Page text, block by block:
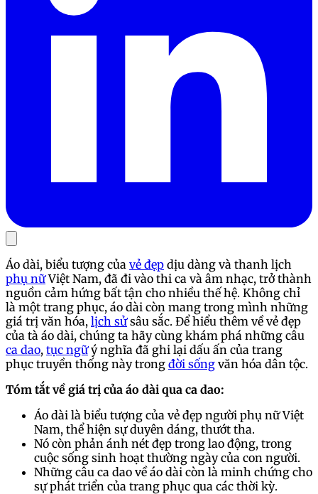
Áo dài, biểu tượng của vẻ đẹp dịu dàng và thanh lịch
phụ nữViệt Nam, đã đi vào thi ca và âm nhạc, trở thành
nguồn cảm hứng bất tận cho nhiều thế hệ. Không chỉ
là một trang phục, áo dài còn mang trong mình những
giá trị văn hóa, lịch sửsâu sắc. Để hiểu thêm về vẻ đẹp
của tà áo dài, chúng ta hãy cùng khám phá những câu
ca dao, tục ngữý nghĩa đã ghi lại dấu ấn của trang
phục truyền thống này trong đời sống văn hóa dân tộc.
Tóm tắt về giá trị của áo dài qua ca dao:
Áo dài là biểu tượng của vẻ đẹp người phụ nữ Việt
Nam, thể hiện sự duyên dáng, thướt tha.
Nó còn phản ánh nét đẹp trong lao động, trong
cuộc sống sinh hoạt thường ngày của con người.
Những câu ca dao về áo dài còn là minh chứng cho
sự phát triển của trang phục qua các thời kỳ.